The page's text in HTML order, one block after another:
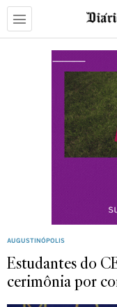
AUGUSTINÓPOLIS
Estudantes do
cerimônia por